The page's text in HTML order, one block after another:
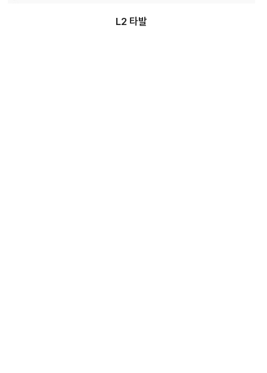
L2 타발